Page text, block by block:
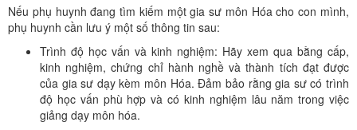
Nếu phụ huynh đang tìm kiếm một gia sư môn Hóa cho con mình,
phụ huynh cần lưu ý một số thông tin sau:
Trình độ học vấn và kinh nghiệm: Hãy xem qua bằng cấp,
kinh nghiệm, chứng chỉ hành nghề và thành tích đạt được
của gia sư dạy kèm môn Hóa. Đảm bảo rằng gia sư có trình
độ học vấn phù hợp và có kinh nghiệm lâu năm trong việc
giảng dạy môn hóa.